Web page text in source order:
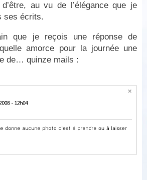
au vu de l’élégance que je
ses écrits.
que je reçois une réponse de
amorce pour la journée une
de… quinze mails :